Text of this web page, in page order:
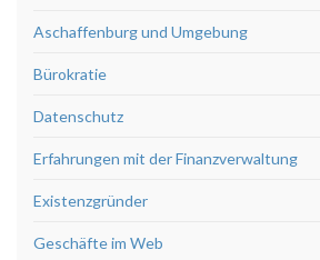
Aschaffenburg und Umgebung
Bürokratie
Datenschutz
Erfahrungen mit der Finanzverwaltung
Existenzgründer
Geschäfte im Web